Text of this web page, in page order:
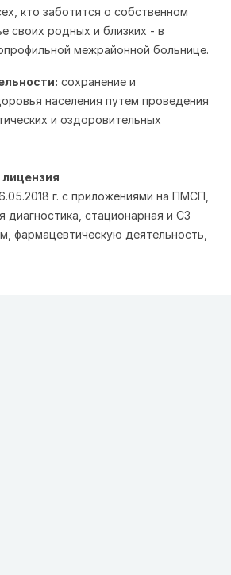
кто заботится о собственном
своих родных и близких - в
межрайонной больнице.
сохранение и
населения путем проведения
и оздоровительных
г. с приложениями на ПМСП,
стационарная и СЗ
фармацевтическую деятельность,